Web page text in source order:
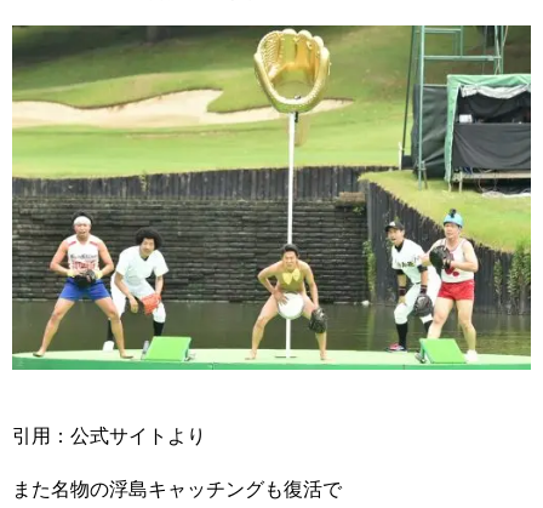
引用：公式サイトより
また名物の浮島キャッチングも復活で